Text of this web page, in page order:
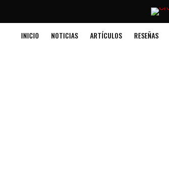
INICIO NOTICIAS ARTÍCULOS RESEÑAS